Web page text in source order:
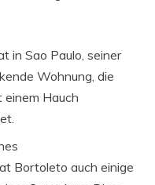
in Sao Paulo, seiner
Wohnung, die
Hauch
Bortoleto auch einige